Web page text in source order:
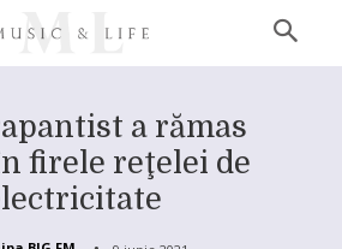
a rămas
firele reţelei de